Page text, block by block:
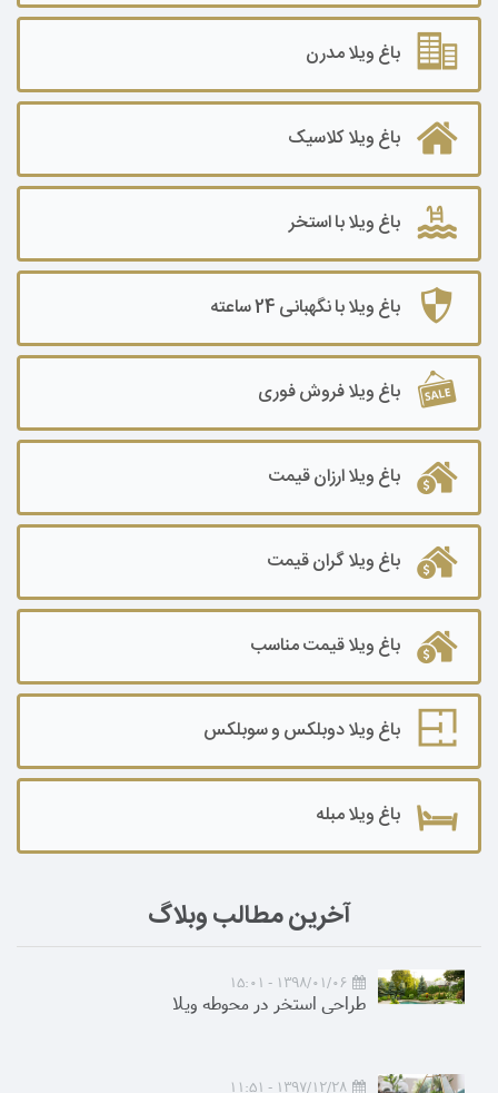
باغ ویلا ۱۰۰۰ تا ۲۰۰۰ متر
باغ ویلا ۲۰۰۰ تا ۳۰۰۰ متر
باغ ویلا۳۰۰۰ تا ۵۰۰۰ متر
باغ ویلا ۵۰۰۰ تا ۷۰۰۰ متر
باغ ویلا ۷۰۰۰ تا ۱۰۰۰۰ متر
باغ ویلا ۱۰۰۰۰ متر به بالا
باغ ویلا مدرن
باغ ویلا کلاسیک
باغ ویلا با استخر
باغ ویلا با نگهبانی 24 ساعته
باغ ویلا فروش فوری
باغ ویلا ارزان قیمت
باغ ویلا گران قیمت
باغ ویلا قیمت مناسب
باغ ویلا دوبلکس و سوبلکس
باغ ویلا مبله
آخرین مطالب وبلاگ
1398/01/06 - 15:01
طراحی استخر در محوطه ویلا
1397/12/28 - 11:51